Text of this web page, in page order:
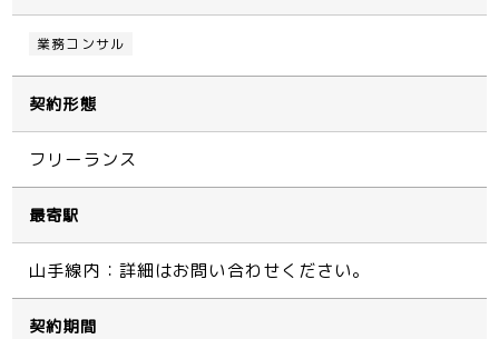
業務コンサル
契約形態
フリーランス
最寄駅
山手線内：詳細はお問い合わせください。
契約期間